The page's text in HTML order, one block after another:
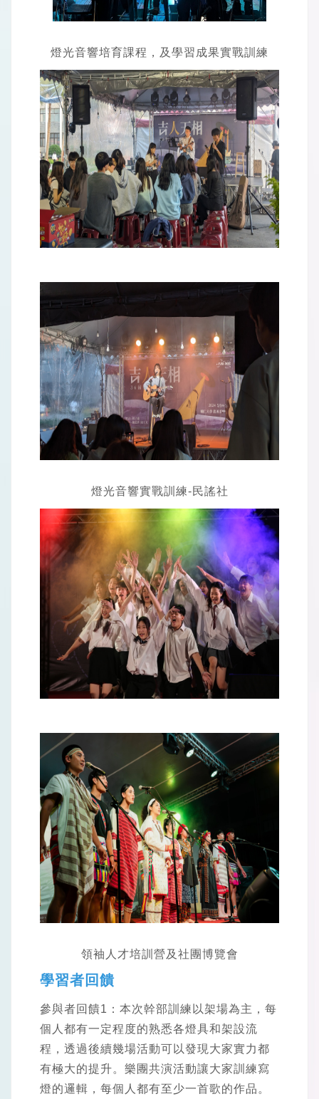
燈光音響培育課程，及學習成果實戰訓練
燈光音響實戰訓練-民謠社
領袖人才培訓營及社團博覽會
學習者回饋
參與者回饋1：本次幹部訓練以架場為主，每
個人都有一定程度的熟悉各燈具和架設流
程，透過後續幾場活動可以發現大家實力都
有極大的提升。樂團共演活動讓大家訓練寫
燈的邏輯，每個人都有至少一首歌的作品。